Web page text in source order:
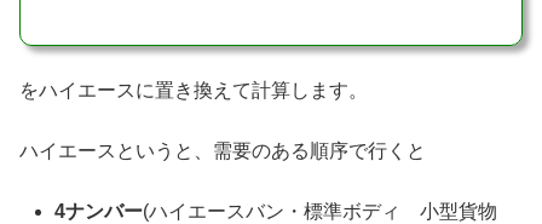
をハイエースに置き換えて計算します。
ハイエースというと、需要のある順序で行くと
4ナンバー(ハイエースバン・標準ボディ 小型貨物